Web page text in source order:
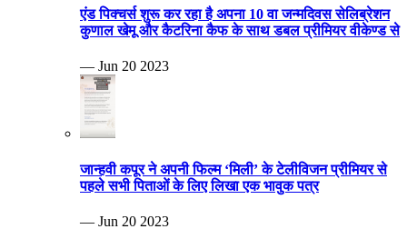
एंड पिक्चर्स शुरू कर रहा है अपना 10 वा जन्मदिवस सेलिब्रेशन
कुणाल खेमू और कैटरिना कैफ के साथ डबल प्रीमियर वीकेण्ड से
— Jun 20 2023
जान्हवी कपूर ने अपनी फिल्म ‘मिली’ के टेलीविजन प्रीमियर से
पहले सभी पिताओं के लिए लिखा एक भावुक पत्र
— Jun 20 2023